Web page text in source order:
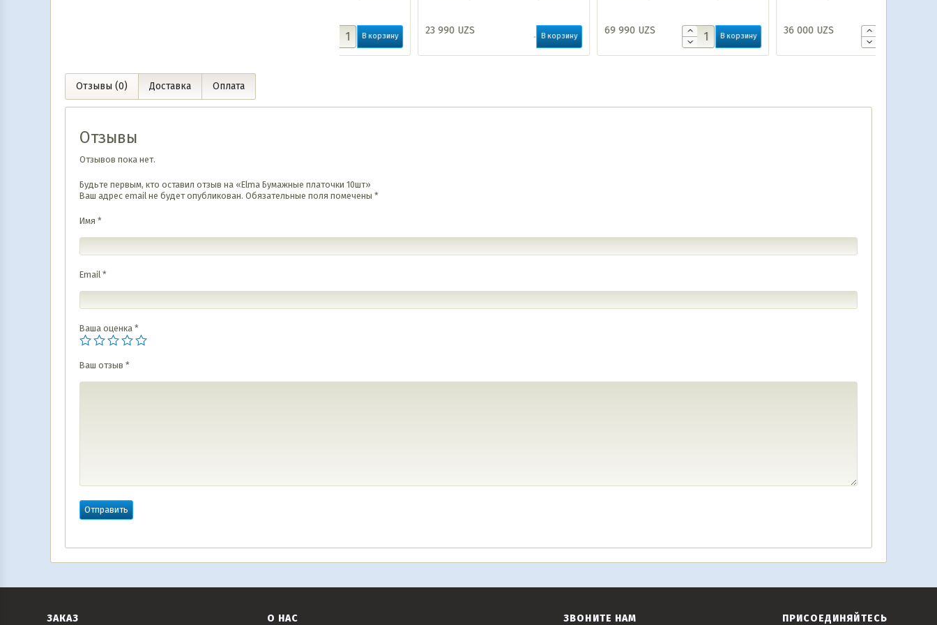
23 990UZS В корзину 69 990UZS В корзину 36 000UZS В корзину
Отзывы (0) Доставка Оплата
Отзывы
Отзывов пока нет.
Будьте первым, кто оставил отзыв на «Elma Бумажные платочки 10шт»
Ваш адрес email не будет опубликован. Обязательные поля помечены *
Имя *
Email *
Ваша оценка *
Ваш отзыв *
ЗАКАЗ О НАС ЗВОНИТЕ НАМ ПРИСОЕДИНЯЙТЕСЬ